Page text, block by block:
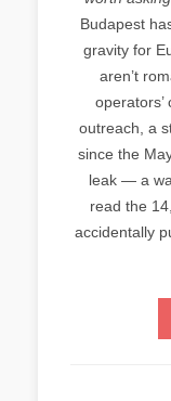
Budapest
gravity for
aren’t
outreach, a
since the
leak — a
read the
accidentally